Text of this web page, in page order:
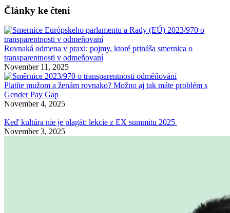
Články ke čtení
Rovnaká odmena v praxi: pojmy, ktoré prináša smernica o
transparentnosti v odmeňovaní
November 11, 2025
Platíte mužom a ženám rovnako? Možno aj tak máte problém s
Gender Pay Gap
November 4, 2025
Keď kultúra nie je plagát: lekcie z EX summitu 2025
November 3, 2025